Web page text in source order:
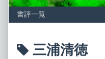
Posts
三浦清徳